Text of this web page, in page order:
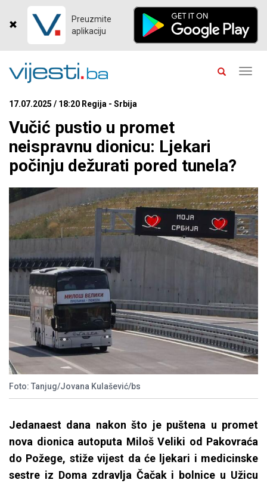
Preuzmite
aplikaciju
17.07.2025 / 18:20 Regija - Srbija
Vučić pustio u promet
neispravnu dionicu: Ljekari
počinju dežurati pored tunela?
Foto: Tanjug/Jovana Kulašević/bs
Jedanaest dana nakon što je puštena u promet
nova dionica autoputa Miloš Veliki od Pakovraća
do Požege, stiže vijest da će ljekari i medicinske
sestre iz Doma zdravlja Čačak i bolnice u Užicu